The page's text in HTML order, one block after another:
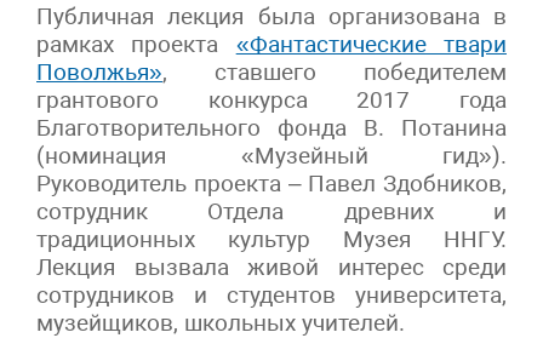
Публичная лекция была организована в
рамках проекта «Фантастические твари
Поволжья», ставшего победителем
грантового конкурса 2017 года
Благотворительного фонда В. Потанина
(номинация «Музейный гид»).
Руководитель проекта – Павел Здобников,
сотрудник Отдела древних и
традиционных культур Музея ННГУ.
Лекция вызвала живой интерес среди
сотрудников и студентов университета,
музейщиков, школьных учителей.